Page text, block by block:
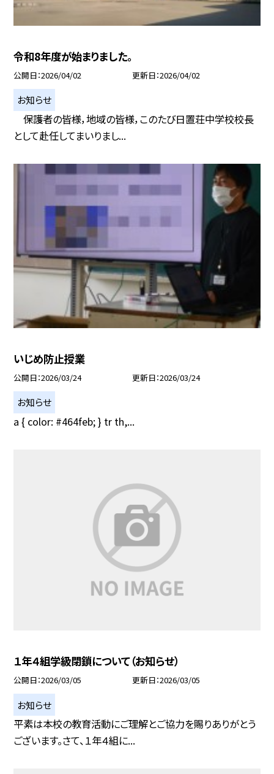
令和8年度が始まりました。
公開日 2026/04/02 更新日 2026/04/02
お知らせ
保護者の皆様，地域の皆様，このたび日置荘中学校校長
として赴任してまいりまし...
いじめ防止授業
公開日 2026/03/24 更新日 2026/03/24
お知らせ
a { color: #464feb; } tr th,...
１年４組学級閉鎖について（お知らせ）
公開日 2026/03/05 更新日 2026/03/05
お知らせ
平素は本校の教育活動にご理解とご協力を賜りありがとう
ございます。さて、１年４組に...